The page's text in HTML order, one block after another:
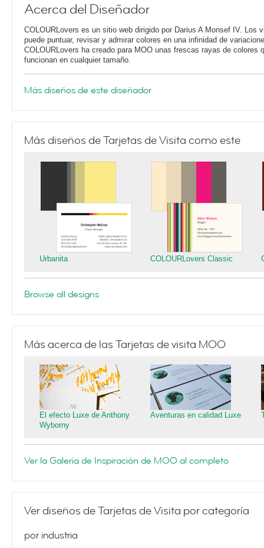
Acerca del Diseñador
COLOURLovers es un sitio web dirigido por Darius A Monsef IV. Los
puede puntuar, revisar y admirar colores en una infinidad de
COLOURLovers ha creado para MOO unas frescas rayas de colores
funcionan en cualquier tamaño.
Más diseños de este diseñador
Más diseños de Tarjetas de Visita como este
Urbanita COLOURLovers Classic
Browse all designs
Más acerca de las Tarjetas de visita MOO
El efecto Luxe de Anthony
Wyborny
Aventuras en calidad Luxe
Ver la Galería de Inspiración de MOO al completo
Ver diseños de Tarjetas de Visita por categoría
por industria